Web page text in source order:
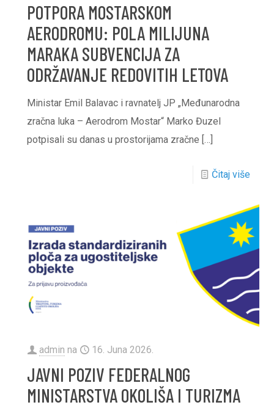
POTPORA MOSTARSKOM
AERODROMU: POLA MILIJUNA
MARAKA SUBVENCIJA ZA
ODRŽAVANJE REDOVITIH LETOVA
Ministar Emil Balavac i ravnatelj JP „Međunarodna
zračna luka – Aerodrom Mostar“ Marko Đuzel
potpisali su danas u prostorijama zračne […]
Čitaj više
admin na 16. Juna 2026.
JAVNI POZIV FEDERALNOG
MINISTARSTVA OKOLIŠA I TURIZMA